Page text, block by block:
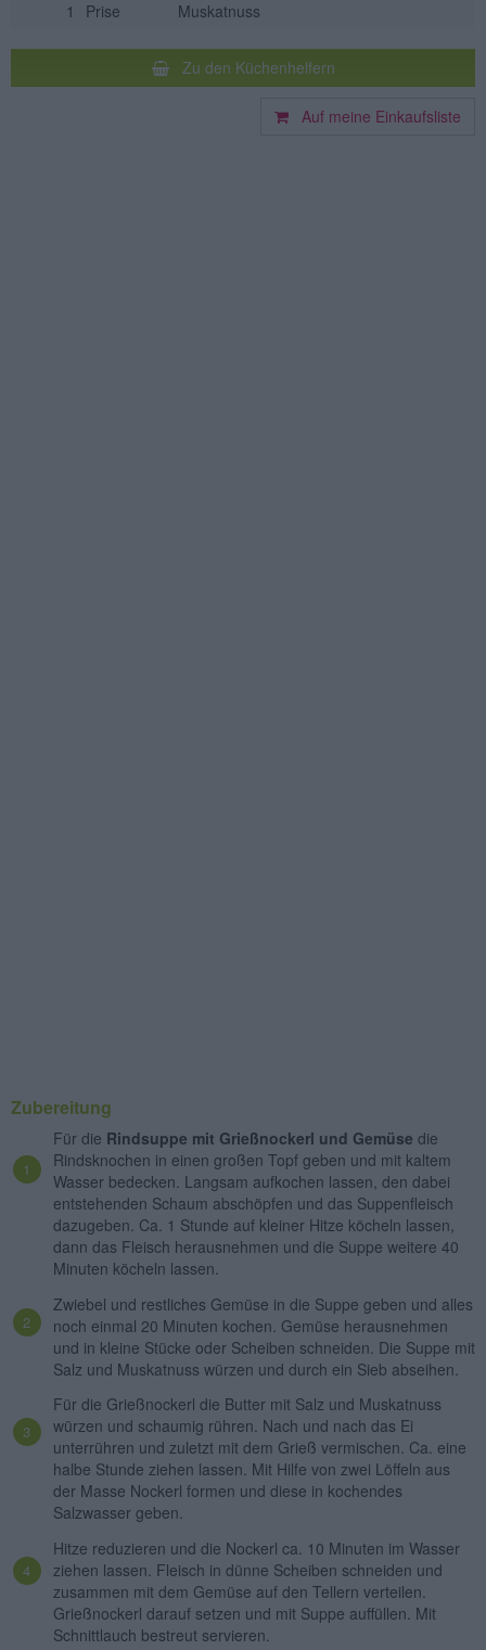
1
Prise Muskatnuss
Zu den Küchenhelfern
Auf meine Einkaufsliste
Zubereitung
Für die Rindsuppe mit Grießnockerl und Gemüse die
Rindsknochen in einen großen Topf geben und mit kaltem
Wasser bedecken. Langsam aufkochen lassen, den dabei
entstehenden Schaum abschöpfen und das Suppenfleisch
dazugeben. Ca. 1 Stunde auf kleiner Hitze köcheln lassen,
dann das Fleisch herausnehmen und die Suppe weitere 40
Minuten köcheln lassen.
Zwiebel und restliches Gemüse in die Suppe geben und alles
noch einmal 20 Minuten kochen. Gemüse herausnehmen
und in kleine Stücke oder Scheiben schneiden. Die Suppe mit
Salz und Muskatnuss würzen und durch ein Sieb abseihen.
Für die Grießnockerl die Butter mit Salz und Muskatnuss
würzen und schaumig rühren. Nach und nach das Ei
unterrühren und zuletzt mit dem Grieß vermischen. Ca. eine
halbe Stunde ziehen lassen. Mit Hilfe von zwei Löffeln aus
der Masse Nockerl formen und diese in kochendes
Salzwasser geben.
Hitze reduzieren und die Nockerl ca. 10 Minuten im Wasser
ziehen lassen. Fleisch in dünne Scheiben schneiden und
zusammen mit dem Gemüse auf den Tellern verteilen.
Grießnockerl darauf setzen und mit Suppe auffüllen. Mit
Schnittlauch bestreut servieren.